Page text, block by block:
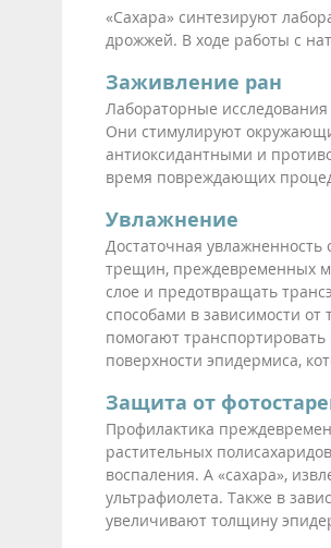
«Сахара» синтезируют
дрожжей. В ходе работы с
Заживление ран
Лабораторные исследования
Они стимулируют
антиоксидантными и
время повреждающих
Увлажнение
Достаточная
трещин, преждевременных
слое и предотвращать
способами в зависимости
помогают
поверхности эпидермиса,
Защита от
Профилактика
растительных
воспаления. А «сахара»,
ультрафиолета. Также в
увеличивают толщину